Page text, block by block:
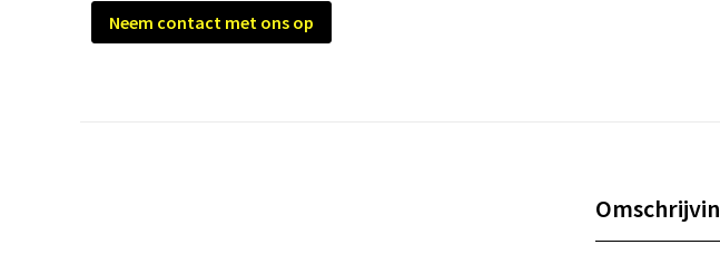
Neem contact met ons op